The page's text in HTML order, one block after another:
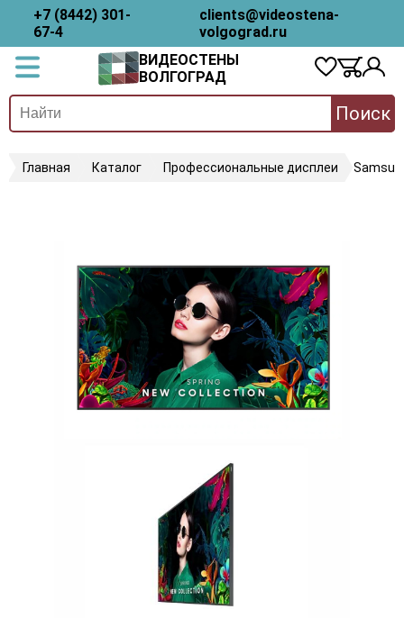
+7 (8442) 301-
67-4
clients@videostena-
volgograd.ru
ВИДЕОСТЕНЫ
ВОЛГОГРАД
Поиск
Главная Каталог Профессиональные дисплеи